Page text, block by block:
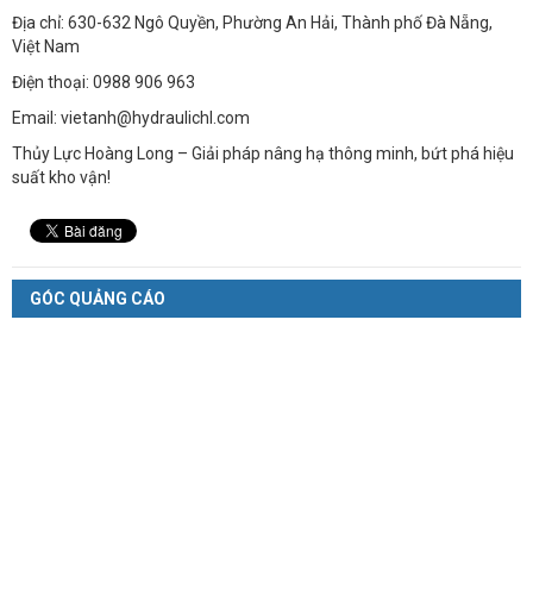
Địa chỉ: 630-632 Ngô Quyền, Phường An Hải, Thành phố Đà Nẵng,
Việt Nam
Điện thoại: 0988 906 963
Email: vietanh@hydraulichl.com
Thủy Lực Hoàng Long – Giải pháp nâng hạ thông minh, bứt phá hiệu
suất kho vận!
GÓC QUẢNG CÁO